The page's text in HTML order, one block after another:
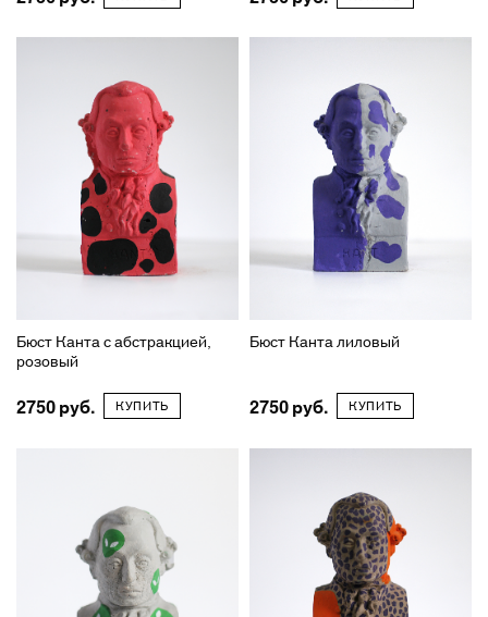
Бюст Канта с абстракцией,
розовый
2750 КУПИТЬ
Бюст Канта лиловый
2750 КУПИТЬ